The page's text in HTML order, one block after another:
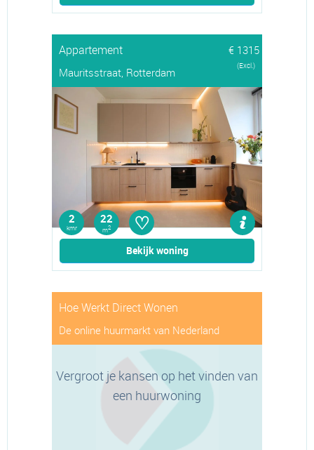
Appartement
€ 1315
Mauritsstraat, Rotterdam
(Excl.)
2
kmr
22
m2 ♡
Bekijk woning
Hoe Werkt Direct Wonen
De online huurmarkt van Nederland
Vergroot je kansen op het vinden van
een huurwoning